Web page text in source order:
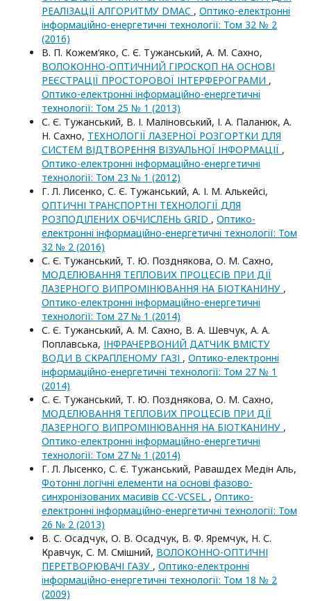
РЕАЛІЗАЦІЇ АЛГОРИТМУ DMAC , Оптико-електроннi
iнформацiйно-енергетичнi технологiї: Том 32 № 2
(2016)
В. П. Кожем‘яко, С. Є. Тужанський, А. М. Сахно,
ВОЛОКОННО-ОПТИЧНИЙ ГІРОСКОП НА ОСНОВІ
РЕЄСТРАЦІЇ ПРОСТОРОВОЇ ІНТЕРФЕРОГРАМИ ,
Оптико-електроннi iнформацiйно-енергетичнi
технологiї: Том 25 № 1 (2013)
С. Є. Тужанський, В. І. Маліновський, І. А. Паланюк, А.
Н. Сахно, ТЕХНОЛОГІЇ ЛАЗЕРНОЇ РОЗГОРТКИ ДЛЯ
СИСТЕМ ВІДТВОРЕННЯ ВІЗУАЛЬНОЇ ІНФОРМАЦІЇ ,
Оптико-електроннi iнформацiйно-енергетичнi
технологiї: Том 23 № 1 (2012)
Г. Л. Лисенко, С. Є. Тужанський, А. І. М. Алькейсі,
ОПТИЧНІ ТРАНСПОРТНІ ТЕХНОЛОГІЇ ДЛЯ
РОЗПОДІЛЕНИХ ОБЧИСЛЕНЬ GRID , Оптико-
електроннi iнформацiйно-енергетичнi технологiї: Том
32 № 2 (2016)
С. Є. Тужанський, Т. Ю. Позднякова, О. М. Сахно,
МОДЕЛЮВАННЯ ТЕПЛОВИХ ПРОЦЕСІВ ПРИ ДІЇ
ЛАЗЕРНОГО ВИПРОМІНЮВАННЯ НА БІОТКАНИНУ ,
Оптико-електроннi iнформацiйно-енергетичнi
технологiї: Том 27 № 1 (2014)
С. Є. Тужанський, А. М. Сахно, В. А. Шевчук, А. А.
Поплавська, ІНФРАЧЕРВОНИЙ ДАТЧИК ВМІСТУ
ВОДИ В СКРАПЛЕНОМУ ГАЗІ , Оптико-електроннi
iнформацiйно-енергетичнi технологiї: Том 27 № 1
(2014)
С. Є. Тужанський, Т. Ю. Позднякова, О. М. Сахно,
МОДЕЛЮВАННЯ ТЕПЛОВИХ ПРОЦЕСІВ ПРИ ДІЇ
ЛАЗЕРНОГО ВИПРОМІНЮВАННЯ НА БІОТКАНИНУ ,
Оптико-електроннi iнформацiйно-енергетичнi
технологiї: Том 27 № 1 (2014)
Г. Л. Лысенко, С. Є. Тужанський, Равашдех Медін Аль,
Фотонні логічні елементи на основі фазово-
синхронізованих масивів СС-VCSEL , Оптико-
електроннi iнформацiйно-енергетичнi технологiї: Том
26 № 2 (2013)
В. С. Осадчук, О. В. Осадчук, В. Ф. Яремчук, Н. С.
Кравчук, С. М. Смішний, ВОЛОКОННО-ОПТИЧНІ
ПЕРЕТВОРЮВАЧІ ГАЗУ , Оптико-електроннi
iнформацiйно-енергетичнi технологiї: Том 18 № 2
(2009)